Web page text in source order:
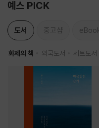
예스 PICK
도서 중고샵
화제의 책 외국도서 세트도서